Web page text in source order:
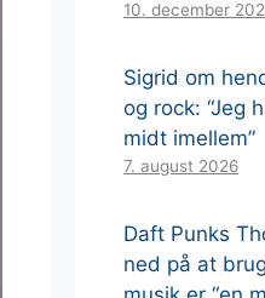
10. december
Sigrid om
og rock: “Jeg
midt imellem”
7. august 2026
Daft Punks
ned på at